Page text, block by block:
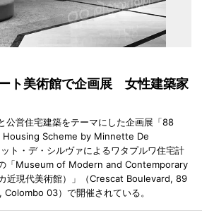
ト美術館で企画展 女性建築家
公営住宅建築をテーマにした企画展「88
Scheme by Minnette De
ト・デ・シルヴァによるワタプルワ住宅計
「Museum of Modern and Contemporary
近現代美術館）」（Crescat Boulevard, 89
03）で開催されている。